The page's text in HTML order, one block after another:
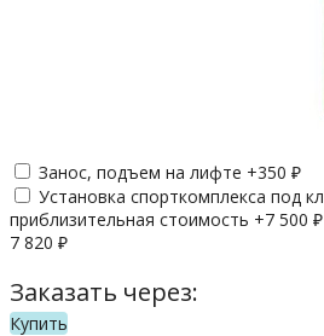
Занос, подъем на лифте +350 ₽
Установка спорткомплекса под
приблизительная стоимость +7 500 ₽
7 820 ₽
Заказать через:
Купить